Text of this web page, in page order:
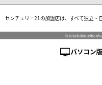
センチュリー21の加盟店は、すべて独立・
パソコン